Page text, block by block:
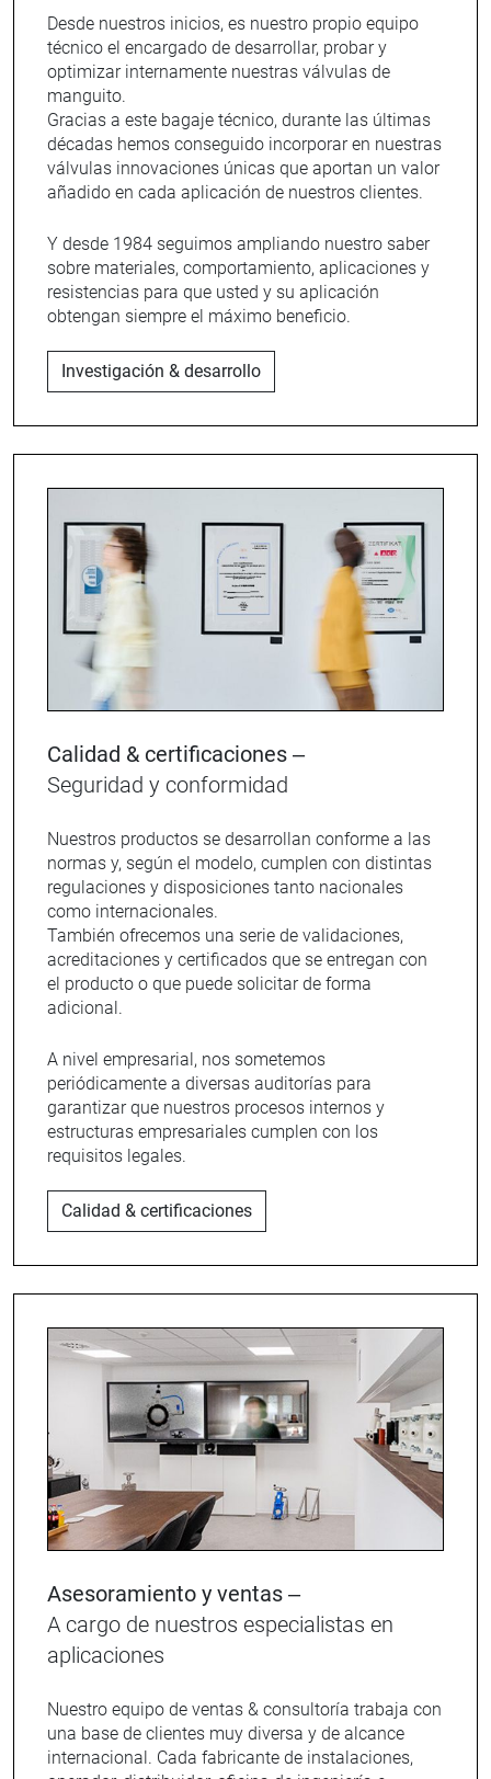
Desde nuestros inicios, es nuestro propio equipo
técnico el encargado de desarrollar, probar y
optimizar internamente nuestras válvulas de
manguito.
Gracias a este bagaje técnico, durante las últimas
décadas hemos conseguido incorporar en nuestras
válvulas innovaciones únicas que aportan un valor
añadido en cada aplicación de nuestros clientes.
Y desde 1984 seguimos ampliando nuestro saber
sobre materiales, comportamiento, aplicaciones y
resistencias para que usted y su aplicación
obtengan siempre el máximo beneficio.
Investigación & desarrollo
Calidad & certificaciones –
Seguridad y conformidad
Nuestros productos se desarrollan conforme a las
normas y, según el modelo, cumplen con distintas
regulaciones y disposiciones tanto nacionales
como internacionales.
También ofrecemos una serie de validaciones,
acreditaciones y certificados que se entregan con
el producto o que puede solicitar de forma
adicional.
A nivel empresarial, nos sometemos
periódicamente a diversas auditorías para
garantizar que nuestros procesos internos y
estructuras empresariales cumplen con los
requisitos legales.
Calidad & certificaciones
Asesoramiento y ventas –
A cargo de nuestros especialistas en
aplicaciones
Nuestro equipo de ventas & consultoría trabaja con
una base de clientes muy diversa y de alcance
internacional. Cada fabricante de instalaciones,